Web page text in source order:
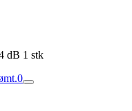
dB 1 stk
0